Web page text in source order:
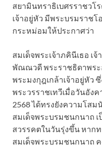
สยามินทราธิเบศรราชวโ
เจ้าอยู่หัว มีพระบรมราชโ
กระหม่อมให้ประกาศว่า
สมเด็จพระเจ้าภคินีเธอ เ
พัณณวดี พระราชธิดาพระ
พระมงกุฎเกล้าเจ้าอยู่หัว
พระวรราชเทวีเมื่อวันอัง
2568 ได้ทรงยังความโส
สมเด็จพระบรมชนกนาถ
สวรรคตในวันรุ่งขึ้น หาก
สมเด็จพระบรมชนกนาถ